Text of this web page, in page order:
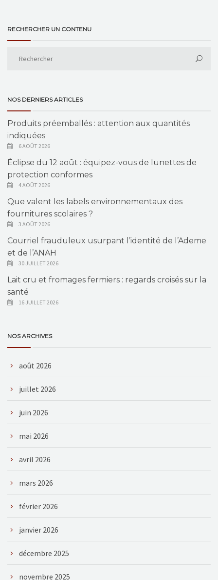
RECHERCHER UN CONTENU
NOS DERNIERS ARTICLES
Produits préemballés : attention aux quantités
indiquées
6 AOÛT 2026
Éclipse du 12 août : équipez-vous de lunettes de
protection conformes
4 AOÛT 2026
Que valent les labels environnementaux des
fournitures scolaires ?
3 AOÛT 2026
Courriel frauduleux usurpant l’identité de l’Ademe
et de l’ANAH
30 JUILLET 2026
Lait cru et fromages fermiers : regards croisés sur la
santé
16 JUILLET 2026
NOS ARCHIVES
août 2026
juillet 2026
juin 2026
mai 2026
avril 2026
mars 2026
février 2026
janvier 2026
décembre 2025
novembre 2025